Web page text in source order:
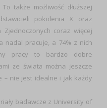
także możliwość dłuższej
pokolenia X oraz
coraz więcej
nadal pracuje, a 74% z nich
pracy to bardzo dobre
ze świata można jeszcze
– nie jest idealne i jak każdy
badawcze z University of